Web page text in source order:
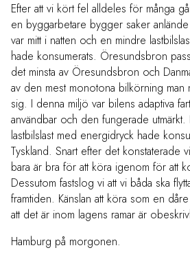
Efter att vi kört fel alldeles för många
en byggarbetare bygger saker
var mitt i natten och en mindre
hade konsumerats. Öresundsbron
det minsta av Öresundsbron och
av den mest monotona bilkörning man
sig. I denna miljö var bilens adaptiva
användbar och den fungerade utmärkt.
lastbilslast med energidryck hade
Tyskland. Snart efter det konstaterade
bara är bra för att köra igenom för att
Dessutom fastslog vi att vi båda ska
framtiden. Känslan att köra som en
att det är inom lagens ramar är
Hamburg på morgonen.